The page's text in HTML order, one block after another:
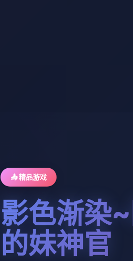
📤 精品游戏
影色渐染
的妹神官